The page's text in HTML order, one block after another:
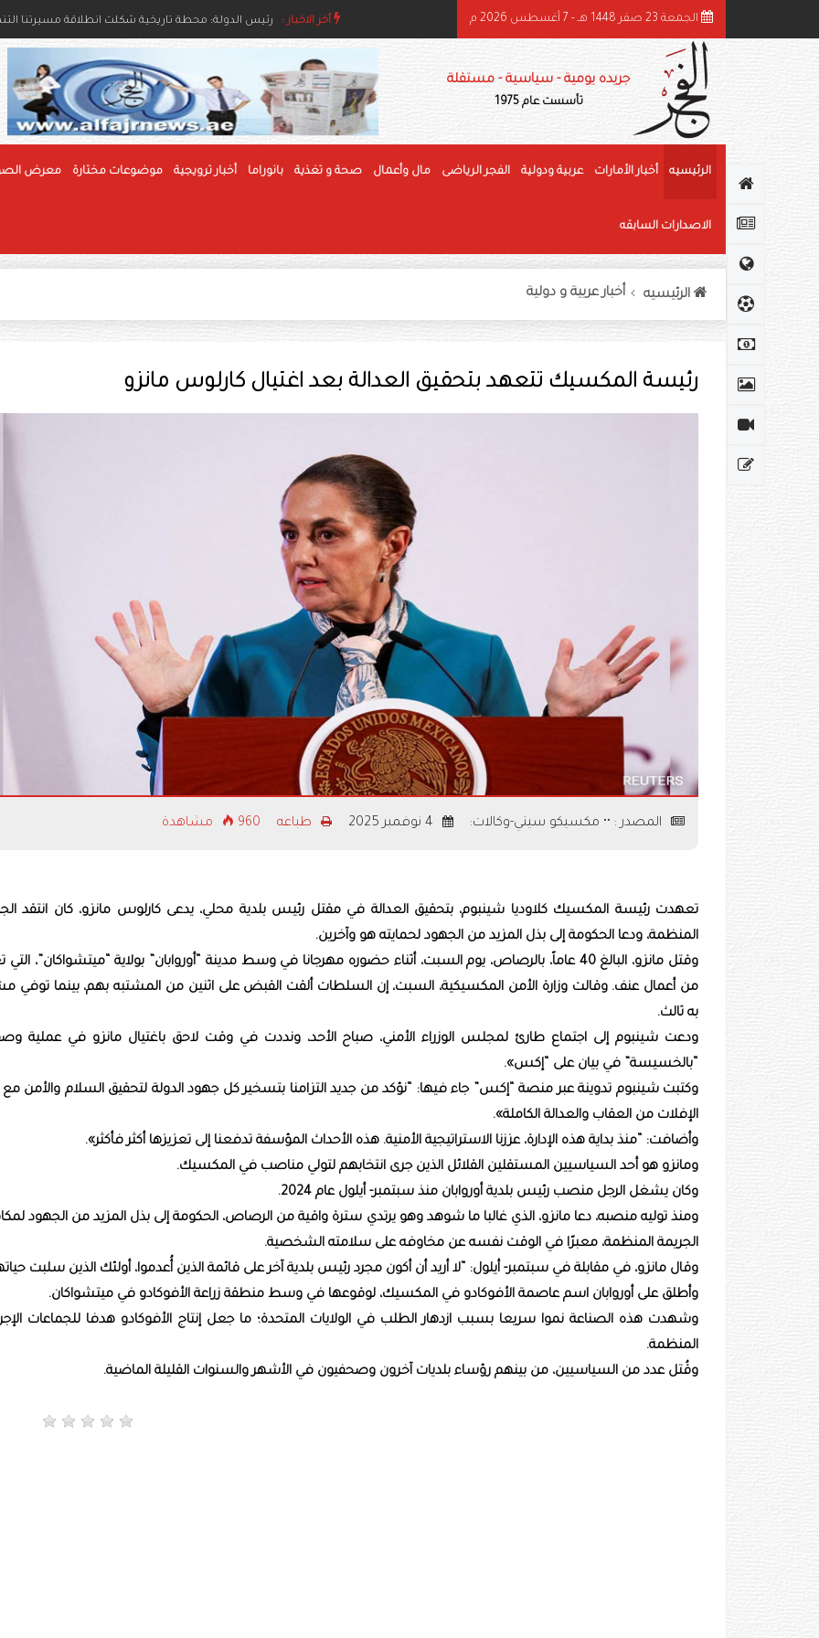
أخر الاخبار :
رئيس الدولة: محطة تاريخية شكلت انطلاقة مسيرتنا
رئيس الدولة ونائباه يهنئون رئيس بوليفيا وحاكم عام بن راشد: الشيخ زايد قائد عظيم وحّد الصف وأرسى دعائم النهضة وغرس قيم العطاء والإنسانية
الجمعة 23 صفر 1448 هـ - 7 أغسطس 2026 م
جريده يومية - سياسية - مستقلة
تأسست عام 1975
الرئيسيه أخبار الأمارات عربية ودولية الفجر الرياضى مال وأعمال صحة و تغذية بانوراما أخبار ترويجية موضوعات مختارة معرض
الاصدارات السابقه
الرئيسيه أخبار عربية و دولية
رئيسة المكسيك تتعهد بتحقيق العدالة بعد اغتيال كارلوس مانزو
المصدر : •• مكسيكو سيتي-وكالات: طباعه 960 مشاهدة
تعهدت رئيسة المكسيك كلاوديا شينبوم، بتحقيق العدالة في مقتل رئيس بلدية محلي، يدعى كارلوس مانزو، كان انتقد
المنظمة، ودعا الحكومة إلى بذل المزيد من الجهود لحمايته هو وآخرين.
وقتل مانزو، البالغ 40 عاماً، بالرصاص، يوم السبت، أثناء حضوره مهرجانا في وسط مدينة “أوروابان” بولاية “ميتشواكان”، التي
من أعمال عنف. وقالت وزارة الأمن المكسيكية، السبت، إن السلطات ألقت القبض على اثنين من المشتبه بهم، بينما توفي
به ثالث.
ودعت شينبوم إلى اجتماع طارئ لمجلس الوزراء الأمني، صباح الأحد، ونددت في وقت لاحق باغتيال مانزو في عملية
“بالخسيسة” في بيان على “إكس».
وكتبت شينبوم تدوينة عبر منصة “إكس” جاء فيها: “نؤكد من جديد التزامنا بتسخير كل جهود الدولة لتحقيق السلام والأمن
الإفلات من العقاب والعدالة الكاملة».
وأضافت: “منذ بداية هذه الإدارة، عززنا الاستراتيجية الأمنية. هذه الأحداث المؤسفة تدفعنا إلى تعزيزها أكثر فأكثر».
ومانزو هو أحد السياسيين المستقلين القلائل الذين جرى انتخابهم لتولي مناصب في المكسيك.
وكان يشغل الرجل منصب رئيس بلدية أوروابان منذ سبتمبر- أيلول عام 2024.
ومنذ توليه منصبه، دعا مانزو، الذي غالبا ما شوهد وهو يرتدي سترة واقية من الرصاص، الحكومة إلى بذل المزيد من الجهود
الجريمة المنظمة، معبرًا في الوقت نفسه عن مخاوفه على سلامته الشخصية.
وقال مانزو، في مقابلة في سبتمبر- أيلول: “لا أريد أن أكون مجرد رئيس بلدية آخر على قائمة الذين أُعدموا، أولئك الذين سلبت
وأطلق على أوروابان اسم عاصمة الأفوكادو في المكسيك، لوقوعها في وسط منطقة زراعة الأفوكادو في ميتشواكان.
وشهدت هذه الصناعة نموا سريعا بسبب ازدهار الطلب في الولايات المتحدة؛ ما جعل إنتاج الأفوكادو هدفا للجماعات
المنظمة.
وقُتل عدد من السياسيين، من بينهم رؤساء بلديات آخرون وصحفيون في الأشهر والسنوات القليلة الماضية.